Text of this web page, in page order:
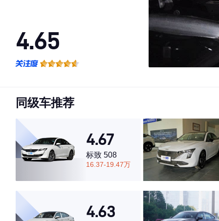
4.65
·空间表现一般，低于52%同级车
同级车推荐
4.67
标致 508
16.37-19.47万
4.63